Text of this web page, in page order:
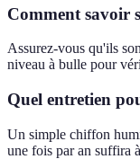
Comment savoir
Assurez-vous qu'ils
niveau à bulle pour
Quel entretien
Un simple chiffon
une fois par an suffira